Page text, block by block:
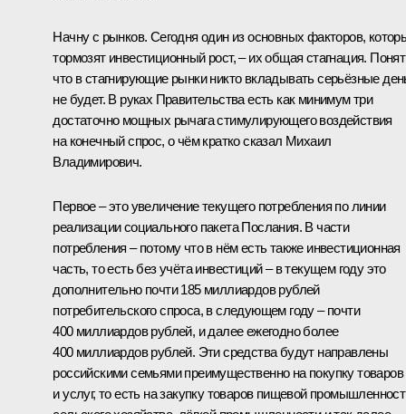
Начну с рынков. Сегодня один из основных факторов,
тормозят инвестиционный рост, – их общая стагнация.
что в стагнирующие рынки никто вкладывать серьёзные
не будет. В руках Правительства есть как минимум три
достаточно мощных рычага стимулирующего воздействия
на конечный спрос, о чём кратко сказал Михаил
Владимирович.
Первое – это увеличение текущего потребления по линии
реализации социального пакета Послания. В части
потребления – потому что в нём есть также инвестиционная
часть, то есть без учёта инвестиций – в текущем году это
дополнительно почти 185 миллиардов рублей
потребительского спроса, в следующем году – почти
400 миллиардов рублей, и далее ежегодно более
400 миллиардов рублей. Эти средства будут направлены
российскими семьями преимущественно на покупку товаров
и услуг, то есть на закупку товаров пищевой